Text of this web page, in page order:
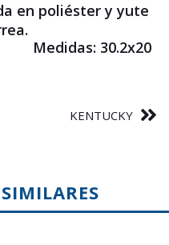
en poliéster y yute
Medidas: 30.2x20
KENTUCKY